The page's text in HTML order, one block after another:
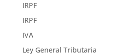
IRPF
IRPF
IVA
Ley General Tributaria